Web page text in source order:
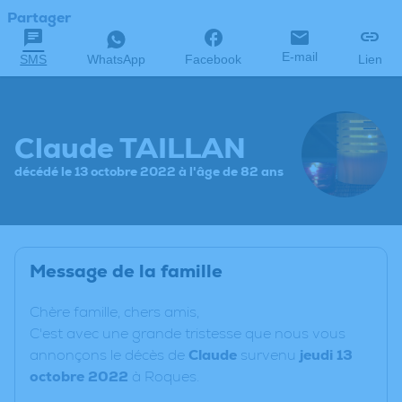
Partager
SMS WhatsApp Facebook E-mail Lien
Claude TAILLAN
décédé le 13 octobre 2022 à l'âge de 82 ans
Message de la famille
Chère famille, chers amis,
C'est avec une grande tristesse que nous vous
annonçons le décès de Claude survenu jeudi 13
octobre 2022 à Roques.